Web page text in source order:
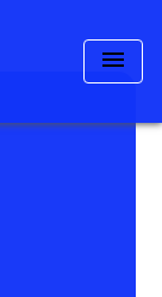
menu